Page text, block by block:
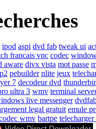
ipod aspi dvd fab tweak ui
francais vnc codec
aware divx vista mot passe
pebuilder nlite jeux
7 decodeur dvd
ultra 3 wmv terminal
live messenger
legal gratuit emule
wmv bartpe